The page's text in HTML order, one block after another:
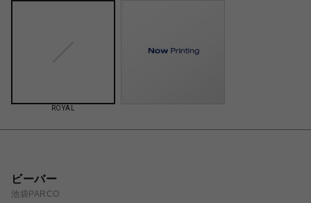
ROYAL
ビーバー
池袋PARCO